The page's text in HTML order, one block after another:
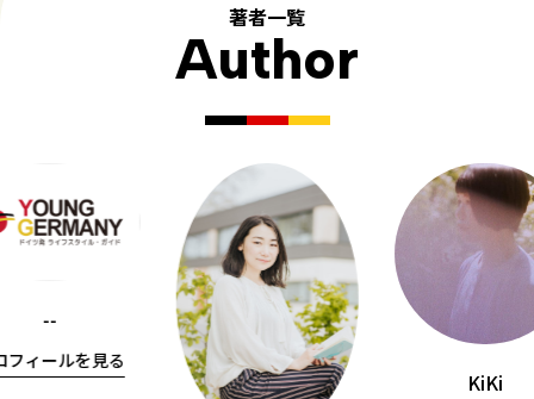
著者一覧
Author
--
フィールを見る
KiKi